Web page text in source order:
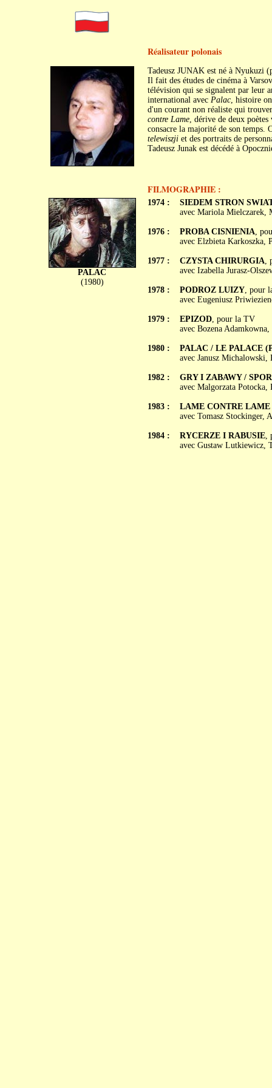
Réalisateur polonais
Tadeusz JUNAK est né à Nyukuzi
Il fait des études de cinéma à
télévision qui se signalent par leur
international avec Palac, histoire
d'un courant non réaliste qui
contre Lame, dérive de deux
consacre la majorité de son temps.
telewiszjiet des portraits de
Tadeusz Junak est décédé à
FILMOGRAPHIE :
PALAC
(1980)
1974 :
1976 :
1977 :
1978 :
1979 :
1980 :
1982 :
1983 :
1984 :
SIEDEM STRON
avec Mariola Mielczarek,
PROBA CISNIENIA,
avec Elzbieta Karkoszka,
CZYSTA CHIRURGIA,
avec Izabella Jurasz-
PODROZ LUIZY, pour
avec Eugeniusz
EPIZOD, pour la TV
avec Bozena
PALAC / LE PALACE
avec Janusz Michalowski,
GRY I ZABAWY /
avec Malgorzata
LAME CONTRE LAME
avec Tomasz Stockinger,
RYCERZE I RABUSIE,
avec Gustaw Lutkiewicz,